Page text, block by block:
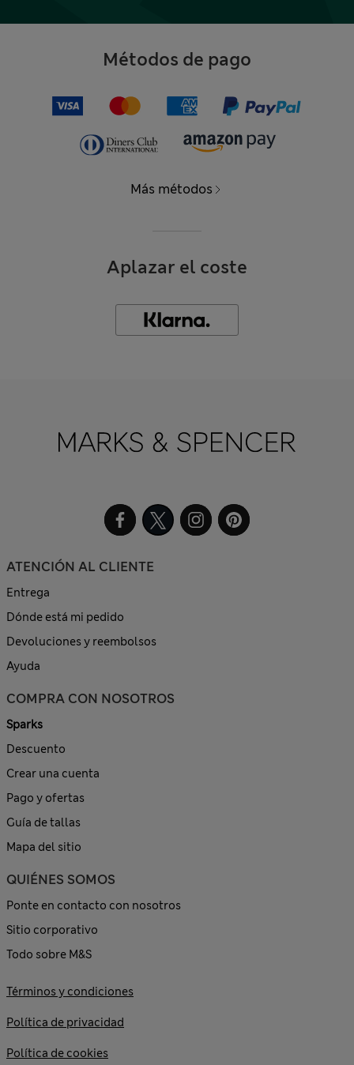
Métodos de pago
Más métodos
Aplazar el coste
ATENCIÓN AL CLIENTE
Entrega
Dónde está mi pedido
Devoluciones y reembolsos
Ayuda
COMPRA CON NOSOTROS
Sparks
Descuento
Crear una cuenta
Pago y ofertas
Guía de tallas
Mapa del sitio
QUIÉNES SOMOS
Ponte en contacto con nosotros
Sitio corporativo
Todo sobre M&S
Términos y condiciones
Política de privacidad
Política de cookies